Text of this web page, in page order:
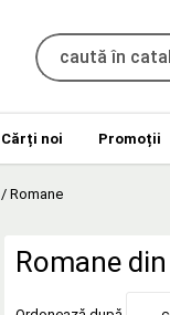
Cărți noi Promoții
/ Romane
Romane